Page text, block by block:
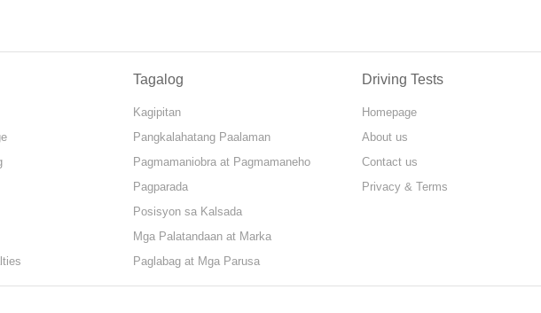
Tagalog
Kagipitan
Pangkalahatang Paalaman
Pagmamaniobra at Pagmamaneho
Pagparada
Posisyon sa Kalsada
Mga Palatandaan at Marka
Paglabag at Mga Parusa
Driving Tests
Homepage
About us
Contact us
Privacy & Terms